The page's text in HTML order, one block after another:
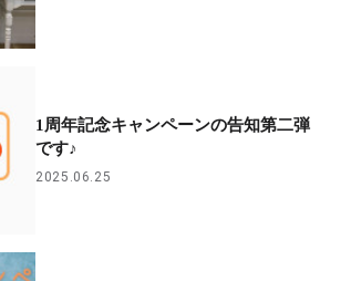
1周年記念キャンペーンの告知第二弾
です♪
2025.06.25